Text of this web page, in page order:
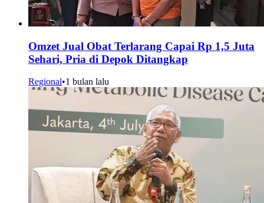
Omzet Jual Obat Terlarang Capai Rp 1,5 Juta
Sehari, Pria di Depok Ditangkap
Regional•1 bulan lalu